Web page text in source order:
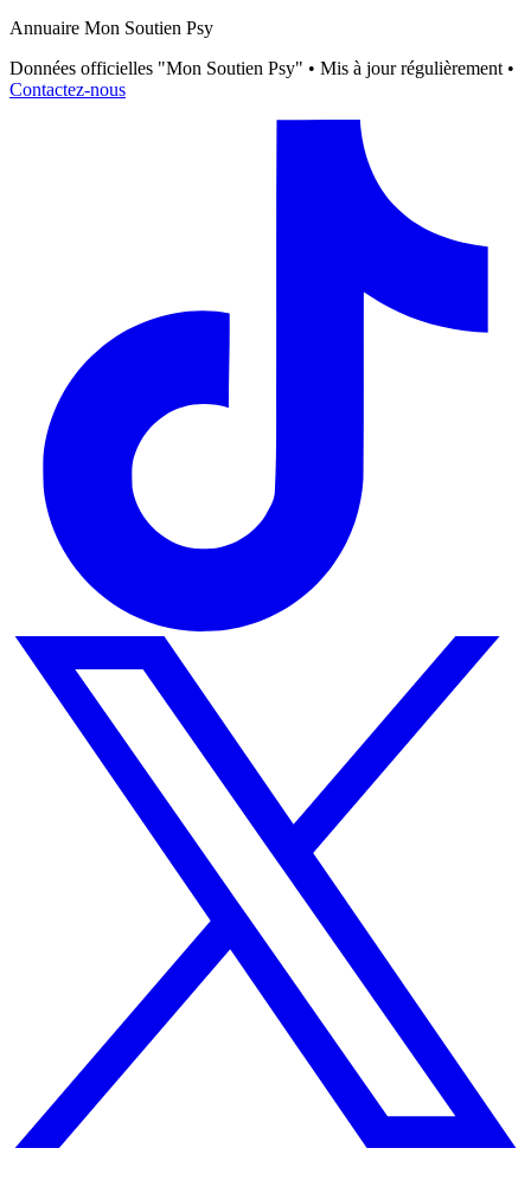
Annuaire Mon Soutien Psy
Données officielles "Mon Soutien Psy" • Mis à jour régulièrement •
Contactez-nous